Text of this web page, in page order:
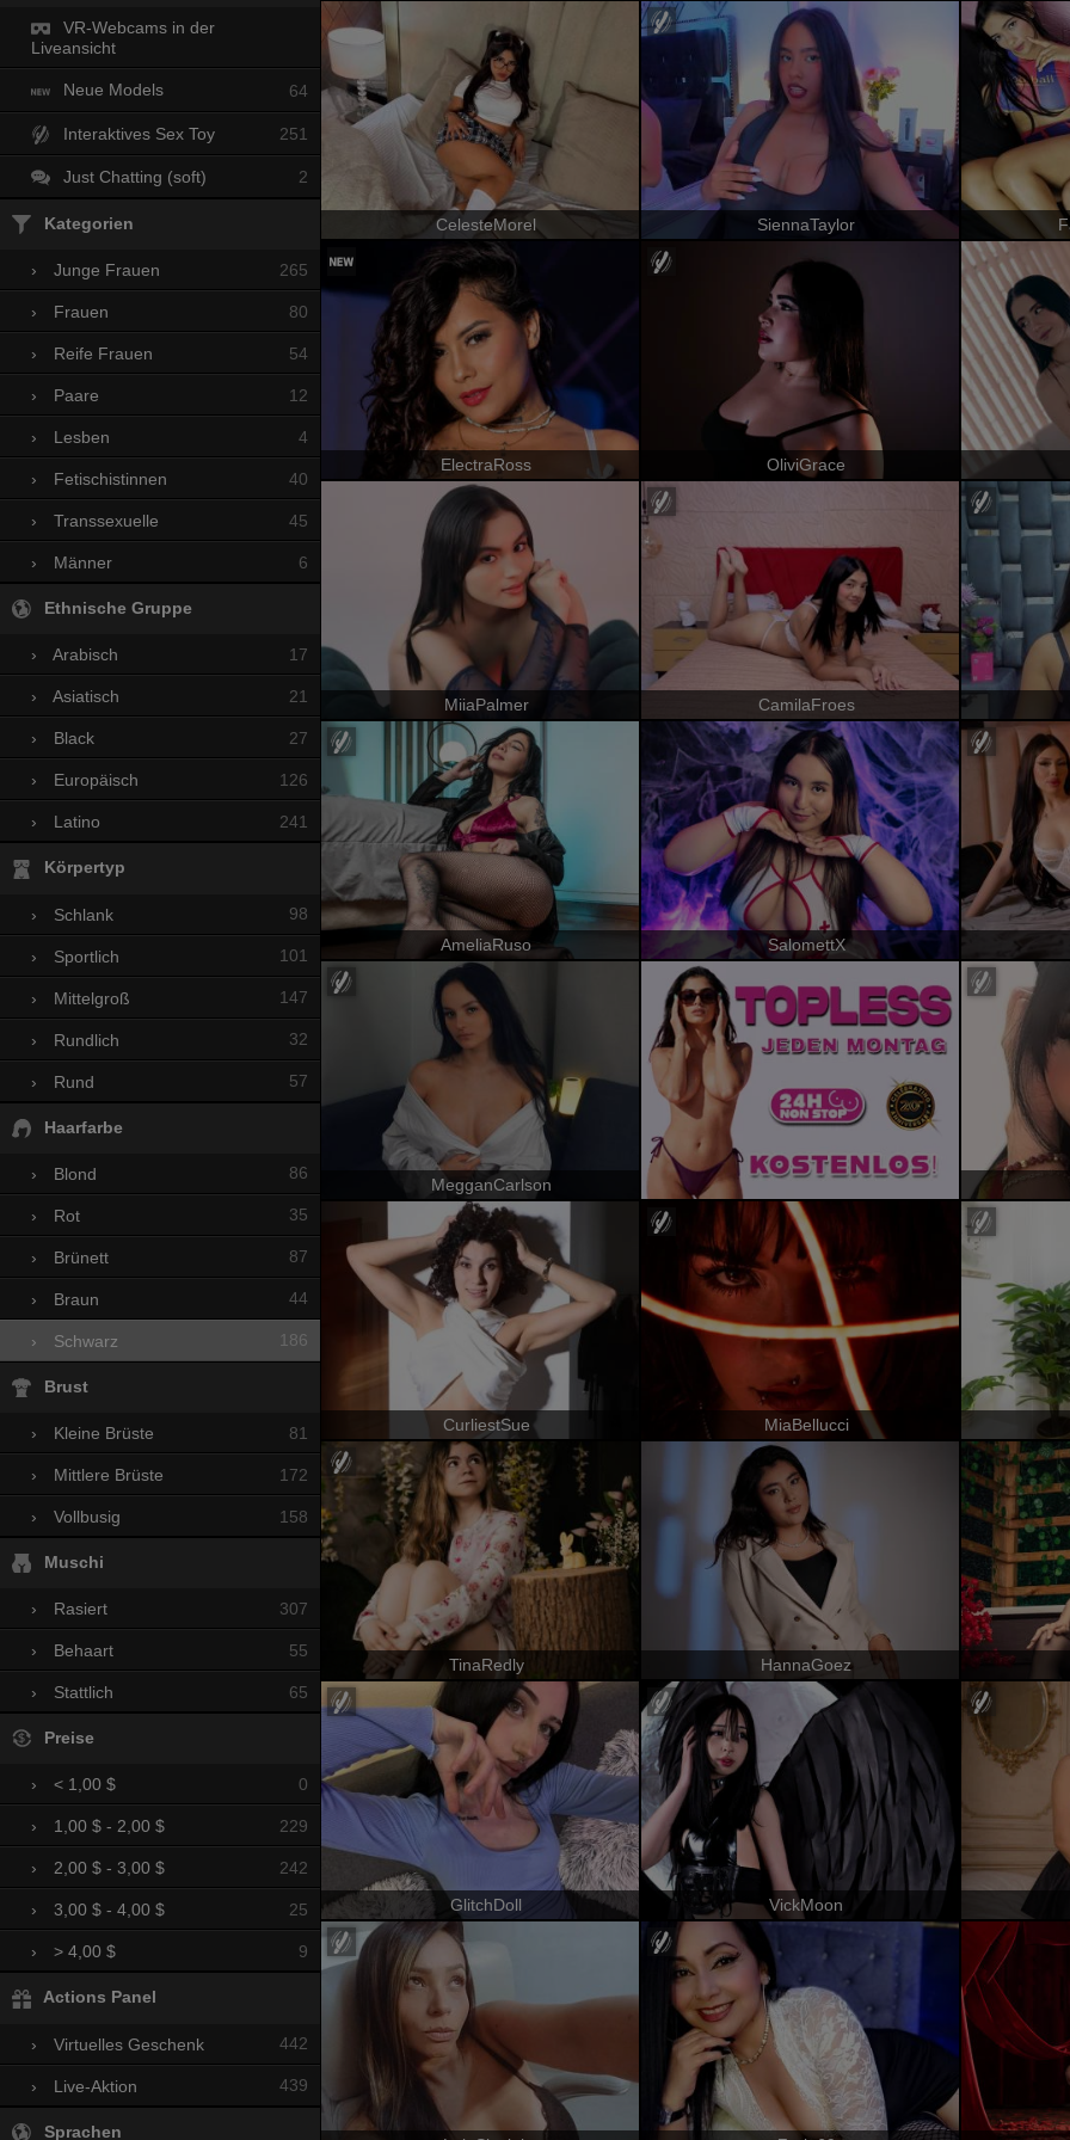
VR-Webcams in der
Liveansicht
Neue Models 64
Interaktives Sex Toy 251
Just Chatting (soft) 2
Kategorien
› Junge Frauen 265
› Frauen 80
› Reife Frauen 54
› Paare 12
› Lesben 4
› Fetischistinnen 40
› Transsexuelle 45
› Männer 6
Ethnische Gruppe
› Arabisch 17
› Asiatisch 21
› Black 27
› Europäisch 126
› Latino 241
Körpertyp
› Schlank 98
› Sportlich 101
› Mittelgroß 147
› Rundlich 32
› Rund 57
Haarfarbe
› Blond 86
› Rot 35
› Brünett 87
› Braun 44
› Schwarz 186
Brust
› Kleine Brüste 81
› Mittlere Brüste 172
› Vollbusig 158
Muschi
› Rasiert 307
› Behaart 55
› Stattlich 65
Preise
› < 1,00 $ 0
› 1,00 $ - 2,00 $ 229
› 2,00 $ - 3,00 $ 242
› 3,00 $ - 4,00 $ 25
› > 4,00 $ 9
Actions Panel
› Virtuelles Geschenk 442
› Live-Aktion 439
Sprachen
CelesteMorel SiennaTaylor
ElectraRoss OliviGrace
MiiaPalmer CamilaFroes
AmeliaRuso SalomettX
MegganCarlson
CurliestSue MiaBellucci
TinaRedly HannaGoez
GlitchDoll VickMoon